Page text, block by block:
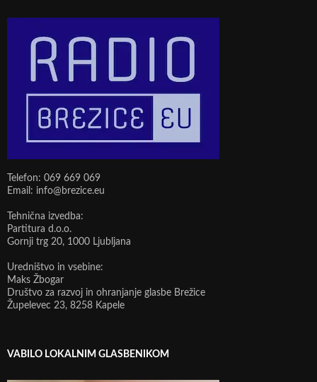
Telefon: 069 669 069
Email: info@brezice.eu
Tehnična izvedba:
Partitura d.o.o.
Gornji trg 20, 1000 Ljubljana
Uredništvo in vsebine:
Maks Žbogar
Društvo za razvoj in ohranjanje glasbe Brežice
Župelevec 23, 8258 Kapele
VABILO LOKALNIM GLASBENIKOM